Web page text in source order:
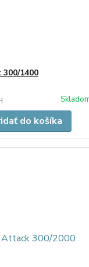
1400
do košíka